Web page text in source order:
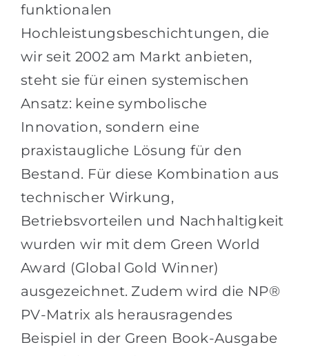
funktionalen
Hochleistungsbeschichtungen, die
wir seit 2002 am Markt anbieten,
steht sie für einen systemischen
Ansatz: keine symbolische
Innovation, sondern eine
praxistaugliche Lösung für den
Bestand. Für diese Kombination aus
technischer Wirkung,
Betriebsvorteilen und Nachhaltigkeit
wurden wir mit dem Green World
Award (Global Gold Winner)
ausgezeichnet. Zudem wird die NP®
PV-Matrix als herausragendes
Beispiel in der Green Book-Ausgabe